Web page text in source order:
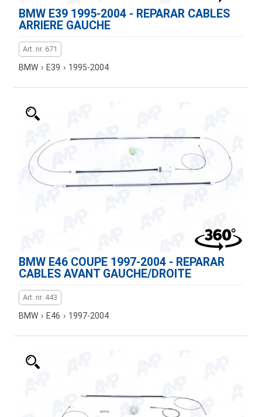
BMW E39 1995-2004 - REPARAR CABLES
ARRIERE GAUCHE
Art. nr. 671
BMW › E39 › 1995-2004
BMW E46 COUPE 1997-2004 - REPARAR
CABLES AVANT GAUCHE/DROITE
Art. nr. 443
BMW › E46 › 1997-2004